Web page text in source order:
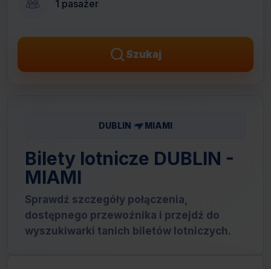
DUBLIN MIAMI
Bilety lotnicze DUBLIN -
MIAMI
Sprawdź szczegóły połączenia,
dostępnego przewoźnika i przejdź do
wyszukiwarki tanich biletów lotniczych.
1 pasażer
Szukaj